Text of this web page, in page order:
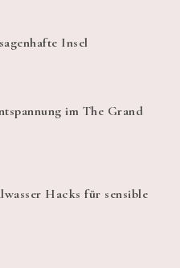
Insel
im The Grand
Hacks für sensible